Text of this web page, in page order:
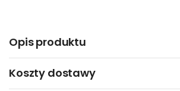
Opis produktu
Koszty dostawy